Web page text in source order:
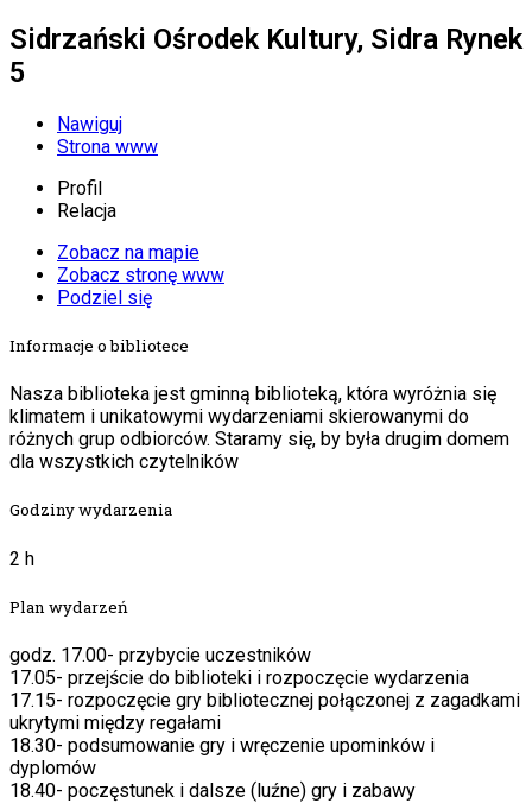
Sidrzański Ośrodek Kultury, Sidra Rynek
5
Nawiguj
Strona www
Profil
Relacja
Zobacz na mapie
Zobacz stronę www
Podziel się
Informacje o bibliotece
Nasza biblioteka jest gminną biblioteką, która wyróżnia się
klimatem i unikatowymi wydarzeniami skierowanymi do
różnych grup odbiorców. Staramy się, by była drugim domem
dla wszystkich czytelników
Godziny wydarzenia
2 h
Plan wydarzeń
godz. 17.00- przybycie uczestników
17.05- przejście do biblioteki i rozpoczęcie wydarzenia
17.15- rozpoczęcie gry bibliotecznej połączonej z zagadkami
ukrytymi między regałami
18.30- podsumowanie gry i wręczenie upominków i
dyplomów
18.40- poczęstunek i dalsze (luźne) gry i zabawy